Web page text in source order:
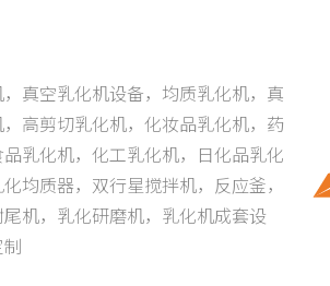
真空乳化机设备，均质乳化机，真
高剪切乳化机，化妆品乳化机，药
乳化机，化工乳化机，日化品乳化
均质器，双行星搅拌机，反应釜，
机，乳化研磨机，乳化机成套设